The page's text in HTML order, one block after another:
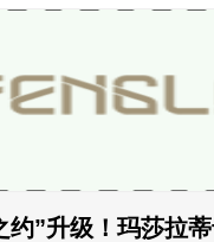
约”升级！玛莎拉